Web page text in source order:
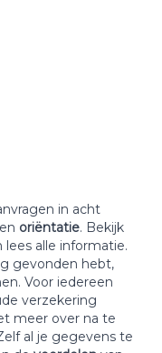
in acht
oriëntatie. Bekijk
alle informatie.
gevonden hebt,
Voor iedereen
verzekering
meer over na te
al je gegevens te